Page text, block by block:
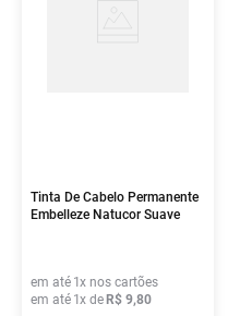
Tinta De Cabelo Permanente
Embelleze Natucor Suave
em até 1x nos cartões
em até 1x de R$ 9,80